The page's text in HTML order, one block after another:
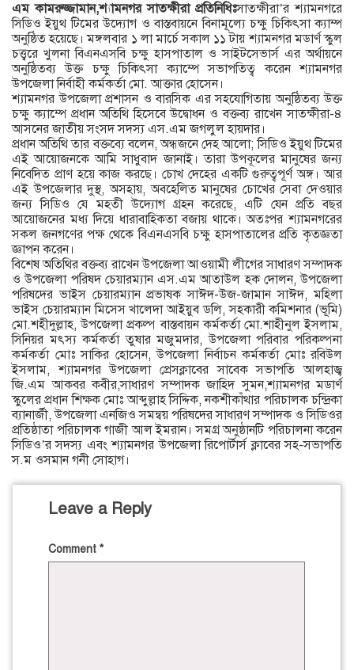
এম কামরুজ্জামান,শ্যামনগর সাতক্ষীরা প্রতিনিধিঃসাতক্ষীরা’র শ্যামনগরে
সিডিও ইয়ুথ টিমের উদ্যোগ ও বাস্তবায়নে বিনামূল্যে চক্ষু চিকিৎসা ক্যাম্প
অনুষ্ঠিত হয়েছে। মঙ্গলবার ১ লা মার্চে সকাল ১১ টায় শ্যামনগর মডার্ণ স্কুল
চত্ত্বরে খুলনা বিএনএসবি চক্ষু হাসপাতাল ও সাইটসেভার্স এর অর্থায়নে
অনুষ্ঠিতব্য উক্ত চক্ষু চিকিৎসা ক্যাম্পে সভাপতিত্ব করেন শ্যামনগর
উপজেলা নির্বাহী কর্মকর্তা মো. আক্তার হোসেন।
শ্যামনগর উপজেলা প্রশাসন ও বারসিক এর সহযোগিতায় অনুষ্ঠিতব্য উক্ত
চক্ষু ক্যাম্পে প্রধান অতিথি হিসেবে উদ্বোধন ও বক্তব্য রাখেন সাতক্ষীরা-৪
আসনের জাতীয় সংসদ সদস্য এস.এম জগলুল হায়দার।
প্রধান অতিথি তার বক্তব্যে বলেন, অন্ধজনে দেহ আলো; সিডিও ইয়ুথ টিমের
এই আয়োজনকে আমি সাধুবাদ জানাই। তারা উপকূলের মানুষের জন্য
নিবেদিত প্রাণ হয়ে কাজ করছে। চোখ দেহের একটি গুরুত্বপূর্ণ অঙ্গ। আর
এই উপজেলার দুস্থ, অসহায়, অবহেলিত মানুষের চোখের সেবা দেওয়ার
জন্য সিডিও যে মহতী উদ্যোগ গ্রহন করেছে, এটি যেন প্রতি বছর
আয়োজনের মধ্য দিয়ে ধারাবাহিকতা বজায় থাকে। অতঃপর শ্যামনগরের
সকল জনগণের পক্ষ থেকে বিএনএসবি চক্ষু হাসপাতালের প্রতি কৃতজ্ঞতা
জ্ঞাপন করেন।
বিশেষ অতিথির বক্তব্য রাখেন উপজেলা আওয়ামী লীগের সাধারণ সম্পাদক
ও উপজেলা পরিষদ চেয়ারম্যান এস.এম আতাউল হক দোলন, উপজেলা
পরিষদের ভাইস চেয়ারম্যান প্রভাষক সাঈদ-উজ-জামান সাঈদ, মহিলা
ভাইস চেয়ারম্যান মিসেস খালেদা আইয়ুব ডলি, সহকারী কমিশনার (ভূমি)
মো.শহীদুল্লাহ, উপজেলা প্রকল্প বাস্তবায়ন কর্মকর্তা মো.শাহীনুল ইসলাম,
সিনিয়র মৎস্য কর্মকর্তা তুষার মজুমদার, উপজেলা পরিবার পরিকল্পনা
কর্মকর্তা মোঃ সাকির হোসেন, উপজেলা নির্বাচন কর্মকর্তা মোঃ রবিউল
ইসলাম, শ্যামনগর উপজেলা প্রেসক্লাবের সাবেক সভাপতি আলহাজ্ব
জি.এম আকবর কবীর,সাধারণ সম্পাদক জাহিদ সুমন,শ্যামনগর মডার্ণ
স্কুলের প্রধান শিক্ষক মোঃ আব্দুল্লাহ সিদ্দিক, নকশীকাঁথার পরিচালক চন্দ্রিকা
ব্যানার্জী, উপজেলা এনজিও সমন্বয় পরিষদের সাধারণ সম্পাদক ও সিডিওর
প্রতিষ্ঠাতা পরিচালক গাজী আল ইমরান। সমগ্র অনুষ্ঠানটি পরিচালনা করেন
সিডিও’র সদস্য এবং শ্যামনগর উপজেলা রিপোর্টার্স ক্লাবের সহ-সভাপতি
স.ম ওসমান গনী সোহাগ।
Leave a Reply
Comment *